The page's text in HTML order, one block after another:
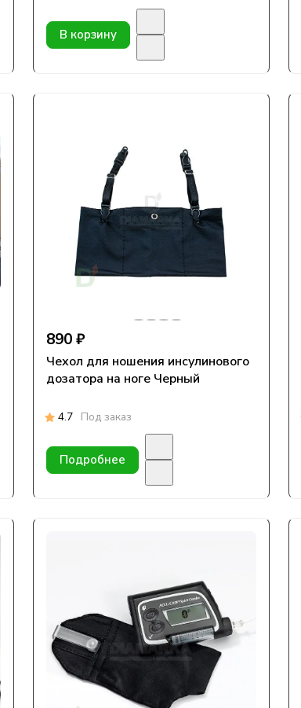
В корзину
890 ₽
Чехол для ношения инсулинового
дозатора на ноге Черный
4.7 Под заказ
Подробнее